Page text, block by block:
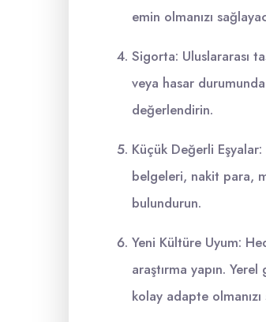
emin olmanızı
Sigorta: Uluslararası
veya hasar
değerlendirin.
Küçük Değerli Eşyalar:
belgeleri, nakit para,
bulundurun.
Yeni Kültüre Uyum:
araştırma yapın.
kolay adapte olmanızı